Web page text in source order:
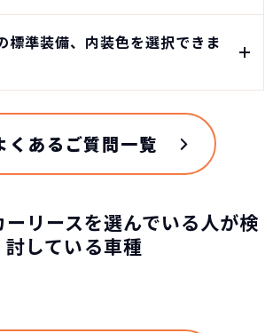
自動車ローン
348 税込
3,484,800円
総支払金額の差
178万円
96,800
が提案するカーライフ
グレード
1480kg
乗車定員
6名
標準装備、内装色を選択できま
くあるご質問一覧
ーリースを選んでいる人が検
討している車種